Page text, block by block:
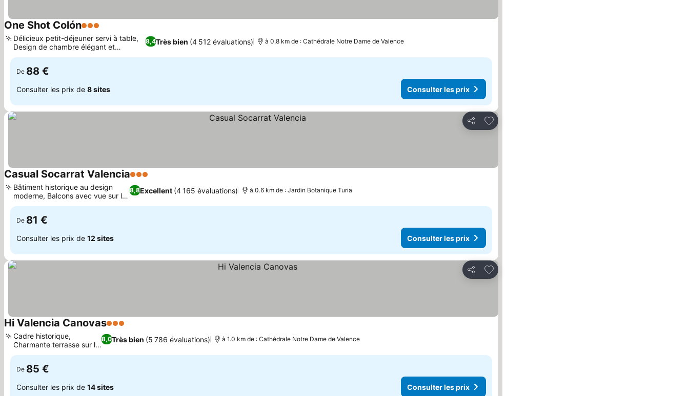
One Shot Colón3 Étoiles
8,4Très bien (4 512 évaluations)
Délicieux petit-déjeuner servi à table,
Design de chambre élégant et
contemporain
à 0.8 km de : Cathédrale Notre Dame de Valence
De 88 €
Consulter les prix de 8 sites Consulter les prix
Partager
Ajouter à mes favoris
Casual Socarrat Valencia3 Étoiles
8,8Excellent (4 165 évaluations)
Bâtiment historique au design
moderne, Balcons avec vue sur la
ville
à 0.6 km de : Jardin Botanique Turia
De 81 €
Consulter les prix de 12 sites Consulter les prix
Partager
Ajouter à mes favoris
Hi Valencia Canovas3 Étoiles
8,0Très bien (5 786 évaluations)
Cadre historique,
Charmante terrasse sur le
toit
à 1.0 km de : Cathédrale Notre Dame de Valence
De 85 €
Consulter les prix de 14 sites Consulter les prix